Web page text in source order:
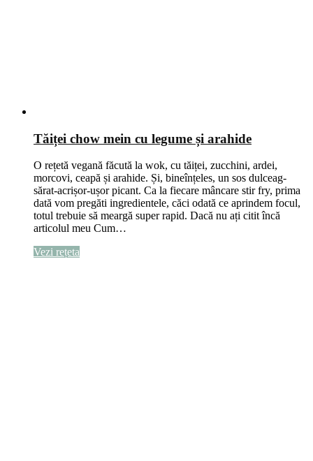
Tăiței chow mein cu legume și arahide
O rețetă vegană făcută la wok, cu tăiței, zucchini, ardei,
morcovi, ceapă și arahide. Și, bineînțeles, un sos dulceag-
sărat-acrișor-ușor picant. Ca la fiecare mâncare stir fry, prima
dată vom pregăti ingredientele, căci odată ce aprindem focul,
totul trebuie să meargă super rapid. Dacă nu ați citit încă
articolul meu Cum…
Vezi rețeta